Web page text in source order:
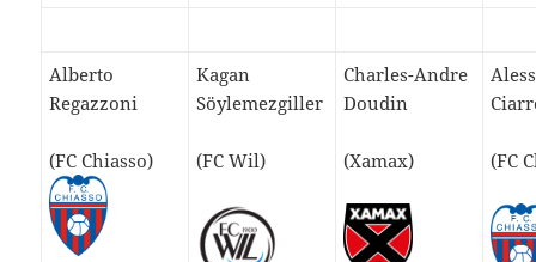
Alberto
Regazzoni
(FC Chiasso)
Kagan
Söylemezgiller
(FC Wil)
Charles-Andre
Doudin
(Xamax) (FC